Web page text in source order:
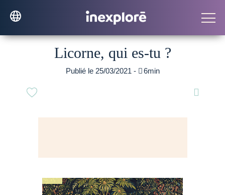
Licorne, qui es-tu ?
Publié le 25/03/2021 - 6min
